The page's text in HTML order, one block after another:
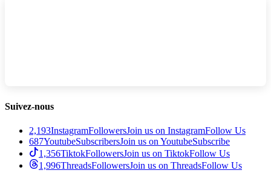
Suivez-nous
2,193InstagramFollowersJoin us on InstagramFollow Us
687YoutubeSubscribersJoin us on YoutubeSubscribe
1,356TiktokFollowersJoin us on TiktokFollow Us
1,996ThreadsFollowersJoin us on ThreadsFollow Us